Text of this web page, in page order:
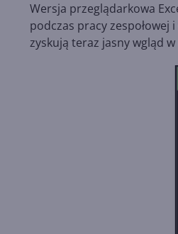
Wersja przeglądarkowa
podczas pracy zespołowej
zyskują teraz jasny wgląd